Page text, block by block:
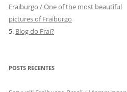
Fraiburgo / One of the most beautiful
pictures of Fraiburgo
5. Blog do Frai?
POSTS RECENTES